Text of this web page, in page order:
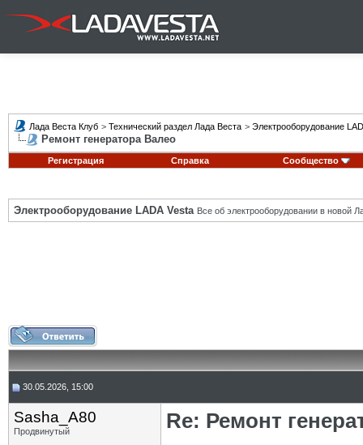
Лада Веста Клуб > Технический раздел Лада Веста > Электрооборудование
Ремонт генератора Валео
Регистрация Справка Сообщество
Электрооборудование LADA Vesta Все об электрооборудовании в новой
30.05.2026, 15:00
Sasha_A80
Продвинутый
Re: Ремонт